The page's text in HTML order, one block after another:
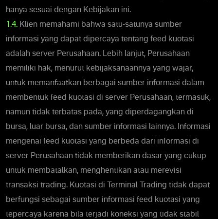
hanya sesuai dengan Kebijakan ini.
1.4. Klien memahami bahwa satu-satunya sumber
informasi yang dapat dipercaya tentang feed kuotasi
adalah server Perusahaan. Lebih lanjut, Perusahaan
memiliki hak, menurut kebijaksanaannya yang wajar,
untuk memanfaatkan berbagai sumber informasi dalam
membentuk feed kuotasi di server Perusahaan, termasuk,
namun tidak terbatas pada, yang diperdagangkan di
bursa, luar bursa, dan sumber informasi lainnya. Informasi
mengenai feed kuotasi yang berbeda dari informasi di
server Perusahaan tidak memberikan dasar yang cukup
untuk membatalkan, menghentikan atau merevisi
transaksi trading. Kuotasi di Terminal Trading tidak dapat
berfungsi sebagai sumber informasi feed kuotasi yang
tepercaya karena bila terjadi koneksi yang tidak stabil